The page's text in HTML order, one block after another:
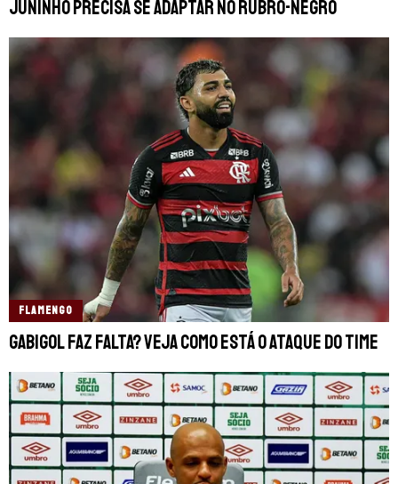
Juninho precisa se adaptar no Rubro-Negro
FLAMENGO
Gabigol faz falta? Veja como está o ataque do time